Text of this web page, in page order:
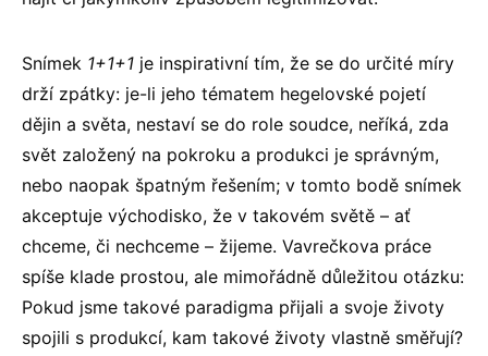
Snímek 1+1+1 je inspirativní tím, že se do určité míry
drží zpátky: je-li jeho tématem hegelovské pojetí
dějin a světa, nestaví se do role soudce, neříká, zda
svět založený na pokroku a produkci je správným,
nebo naopak špatným řešením; v tomto bodě snímek
akceptuje východisko, že v takovém světě – ať
chceme, či nechceme – žijeme. Vavrečkova práce
spíše klade prostou, ale mimořádně důležitou otázku:
Pokud jsme takové paradigma přijali a svoje životy
spojili s produkcí, kam takové životy vlastně směřují?